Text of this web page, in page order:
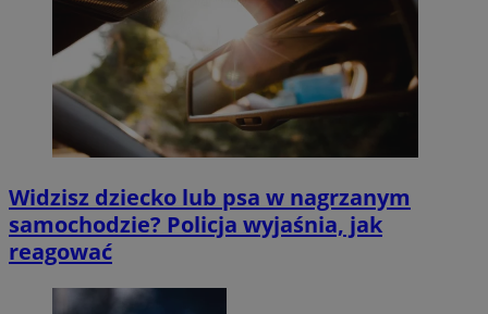
Widzisz dziecko lub psa w nagrzanym
samochodzie? Policja wyjaśnia, jak
reagować